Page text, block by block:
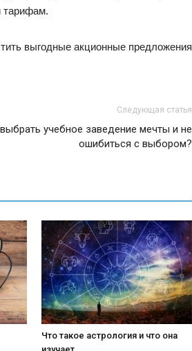
тарифам.
выгодные акционные предложения
Следующая статья
учебное заведение мечты и не
ошибиться с выбором?
Что такое астрология и что она